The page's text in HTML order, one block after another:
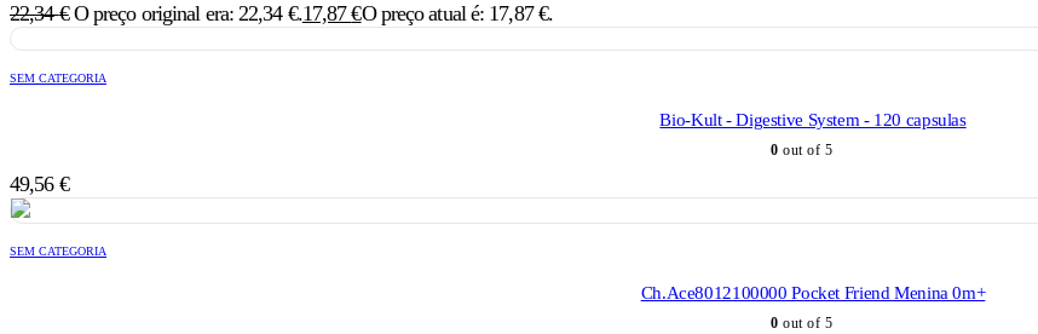
22,34€ O preço original era: 22,34 €.17,87€O preço atual é: 17,87 €.
SEM CATEGORIA
Bio-Kult - Digestive System - 120 capsulas
0 out of 5
49,56 €
SEM CATEGORIA
Ch.Ace8012100000 Pocket Friend Menina 0m+
0 out of 5